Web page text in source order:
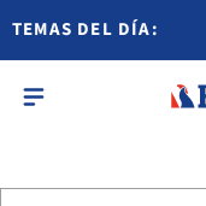
TEMAS DEL DÍA: